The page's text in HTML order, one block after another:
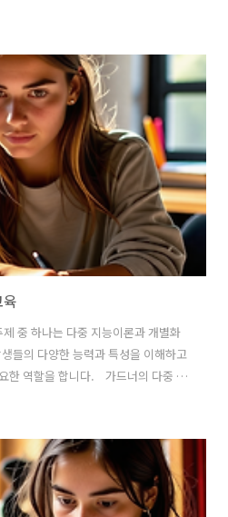
본 글에서는 메타인지와 자기 주도적
. 메타인지의 정의와 중요성메타인지
니다. 첫째, 메타인지 지식은 자신이
사용할 수 있는지를 아는 것입니
에서 자신의 인지 과정을 모니터링
메타인지 능력은 학습자의 학습 효율
중 하나는 다중 지능이론과 개별화
들의 다양한 능력과 특성을 이해하고
한 역할을 합니다. 가드너의 다중 지
너가 제안한 이론으로, 전통적인 지
관계, 자기성찰, 자연 이해 등 8가지
개인마다 이러한 지능 영역들의 발
교육이 이루어져야 한다는 것입니다.
각자의 고유한 지적 프로파일을 가